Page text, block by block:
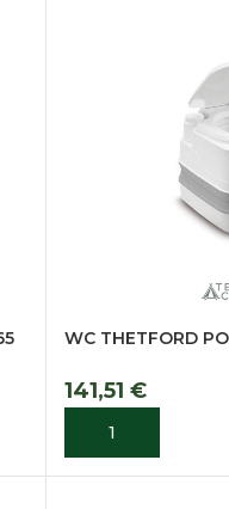
WC THETFORD
141,51 €
ADICIONAR